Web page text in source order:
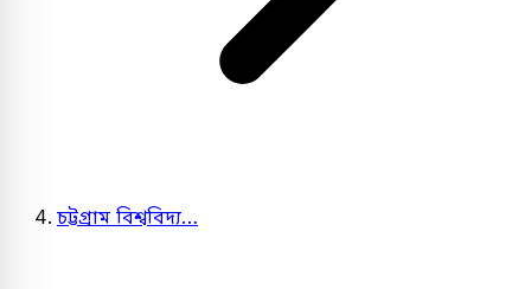
চট্টগ্রাম বিশ্ববিদ্য…